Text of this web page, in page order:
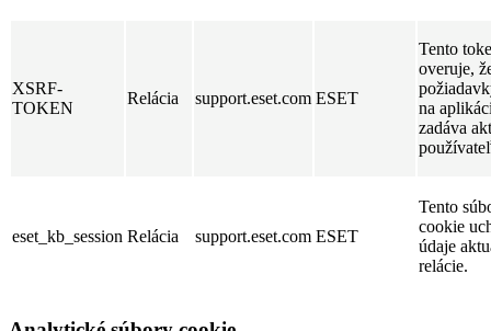
XSRF-
TOKEN
Relácia support.eset.com ESET
Tento
overuje,
na
zadáva
eset_kb_session Relácia support.eset.com ESET
Tento
cookie
údaje
relácie.